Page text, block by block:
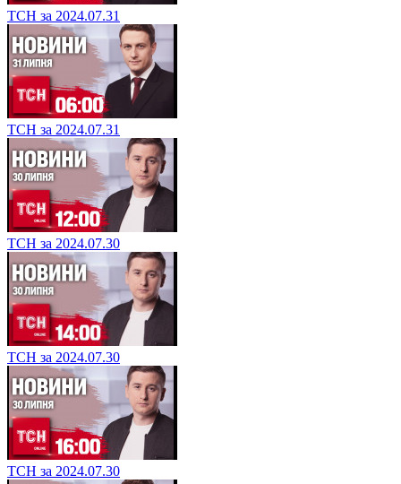
ТСН за 2024.07.31
ТСН за 2024.07.31
ТСН за 2024.07.30
ТСН за 2024.07.30
ТСН за 2024.07.30